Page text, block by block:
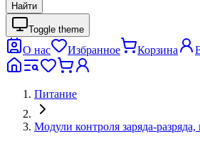
Найти
Toggle theme
О нас Избранное Корзина
Питание
Модули контроля заряда-